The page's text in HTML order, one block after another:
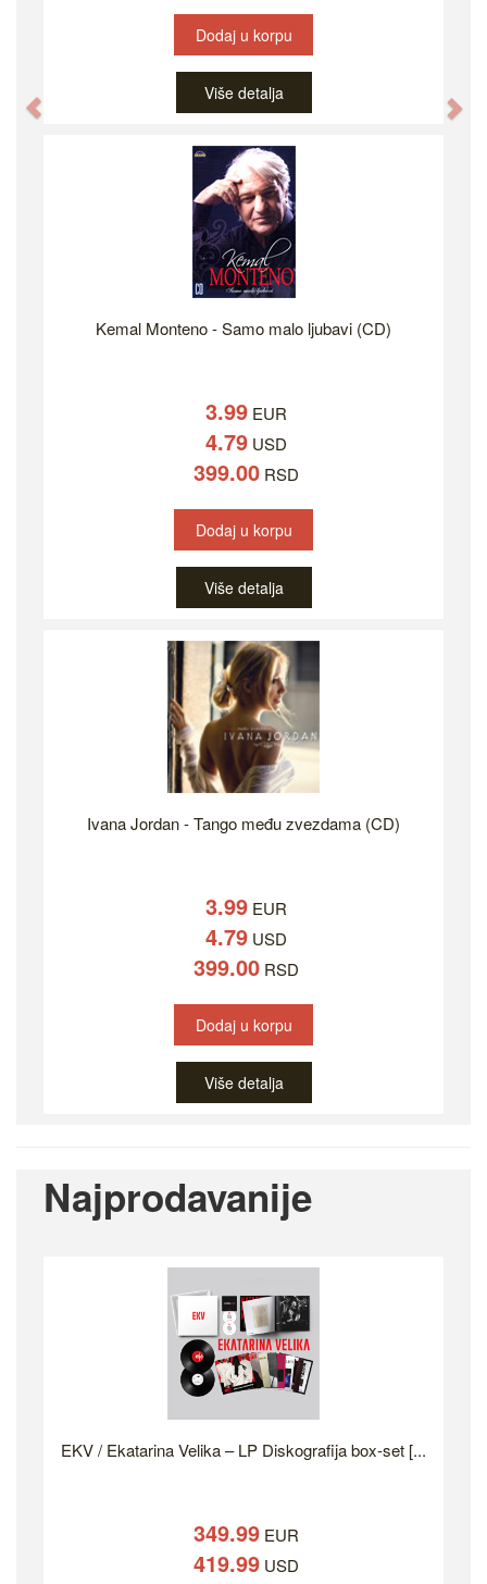
Dodaj u korpu
Više detalja
Kemal Monteno - Samo malo ljubavi (CD)
3.99 EUR
4.79 USD
399.00 RSD
Dodaj u korpu
Više detalja
Ivana Jordan - Tango među zvezdama (CD)
3.99 EUR
4.79 USD
399.00 RSD
Dodaj u korpu
Više detalja
Najprodavanije
EKV / Ekatarina Velika – LP Diskografija box-set [...
349.99 EUR
419.99 USD